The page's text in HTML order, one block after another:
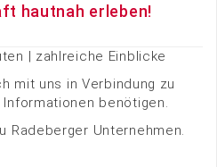
hautnah erleben!
| zahlreiche Einblicke
mit uns in Verbindung zu
benötigen.
Radeberger Unternehmen.